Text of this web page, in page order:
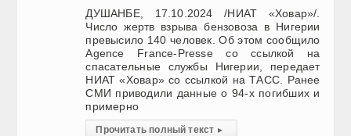
ДУШАНБЕ, 17.10.2024 /НИАТ «Ховар»/.
Число жертв взрыва бензовоза в Нигерии
превысило 140 человек. Об этом сообщило
Agence France-Presse со ссылкой на
спасательные службы Нигерии, передает
НИАТ «Ховар» со ссылкой на ТАСС. Ранее
СМИ приводили данные о 94-х погибших и
примерно
Прочитать полный текст ▸